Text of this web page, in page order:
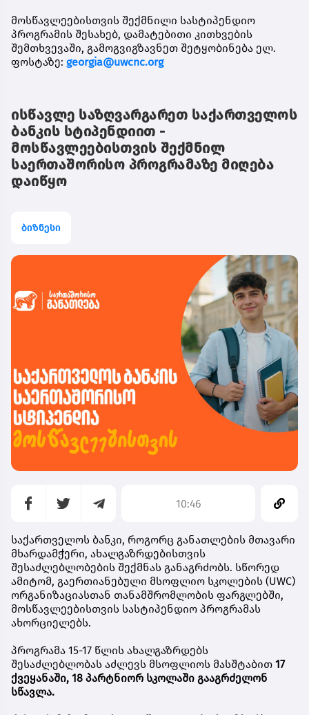
მოსწავლეებისთვის შექმნილი სასტიპენდიო
პროგრამის შესახებ, დამატებითი კითხვების
შემთხვევაში, გამოგვიგზავნეთ შეტყობინება ელ.
ფოსტაზე: georgia@uwcnc.org
ისწავლე საზღვარგარეთ საქართველოს
ბანკის სტიპენდიით -
მოსწავლეებისთვის შექმნილ
საერთაშორისო პროგრამაზე მიღება
დაიწყო
ბიზნესი
10:46
საქართველოს ბანკი, როგორც განათლების მთავარი
მხარდამჭერი, ახალგაზრდებისთვის
შესაძლებლობების შექმნას განაგრძობს. სწორედ
ამიტომ, გაერთიანებული მსოფლიო სკოლების (UWC)
ორგანიზაციასთან თანამშრომლობის ფარგლებში,
მოსწავლეებისთვის სასტიპენდიო პროგრამას
ახორციელებს.
პროგრამა 15-17 წლის ახალგაზრდებს
შესაძლებლობას აძლევს მსოფლიოს მასშტაბით 17
ქვეყანაში, 18 პარტნიორ სკოლაში გააგრძელონ
სწავლა.